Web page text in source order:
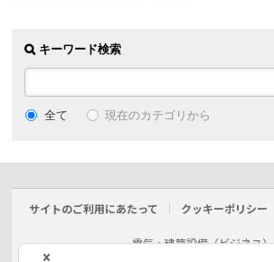
キーワード検索
全て 現在のカテゴリから
サイトのご利用にあたって クッキーポリシー
電気・建築設備（ビジネス）